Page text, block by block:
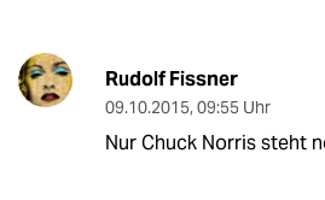
Rudolf Fissner
09.10.2015, 09:55 Uhr
Nur Chuck Norris steht